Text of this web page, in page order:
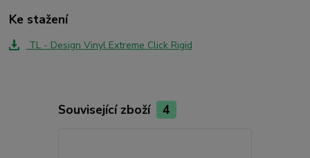
Ke stažení
TL - Design Vinyl Extreme Click Rigid
Související zboží 4